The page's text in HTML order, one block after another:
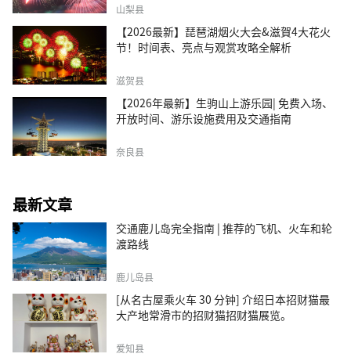
山梨县
【2026最新】琵琶湖烟火大会&滋賀4大花火
节！时间表、亮点与观赏攻略全解析
滋贺县
【2026年最新】生驹山上游乐园| 免费入场、
开放时间、游乐设施费用及交通指南
奈良县
最新文章
交通鹿儿岛完全指南 | 推荐的飞机、火车和轮
渡路线
鹿儿岛县
[从名古屋乘火车 30 分钟] 介绍日本招财猫最
大产地常滑市的招财猫招财猫展览。
爱知县